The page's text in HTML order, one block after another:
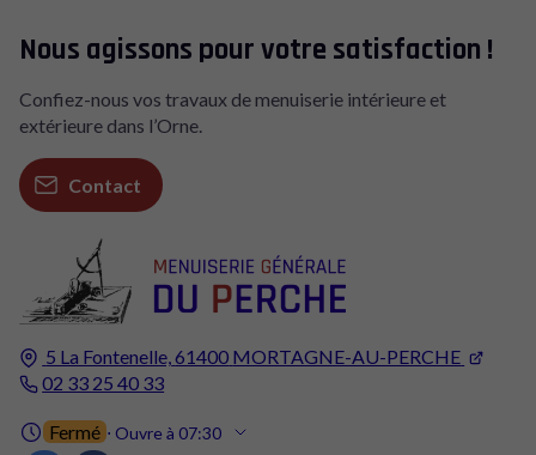
5 La Fontenelle, 61400 MORTAGNE-AU-PERCHE
02 33 25 40 33
Fermé ⋅ Ouvre à 07:30
Nous agissons pour votre satisfaction !
Confiez-nous vos travaux de menuiserie intérieure et
extérieure dans l’Orne.
Contact